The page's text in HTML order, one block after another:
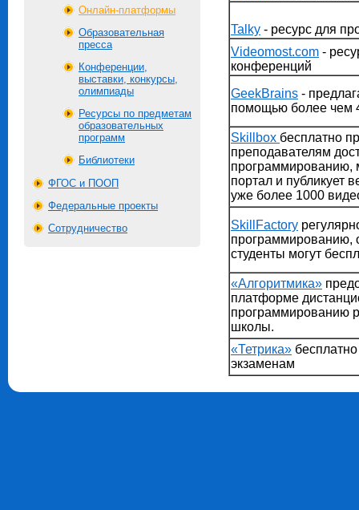
Онлайн-платформы
Образовательная
пресса
Конференции,
выставки, конкурсы,
олимпиады
Ресурсы по предметам
образовательных
программ
Библиотеки
ФГОС и ПООП
Федеральные проекты
Сотрудничество
Talky - ресурс для
Videomost.com -
конференций
GeekBrains -
помощью более чем
Skillbox бесплатно
преподавателям
программированию,
портал и публикует
уже более 1000
SkillFactory
программированию,
студенты могут
«Алгоритмика»
платформе
программированию
школы.
«Тетрика»
экзаменам